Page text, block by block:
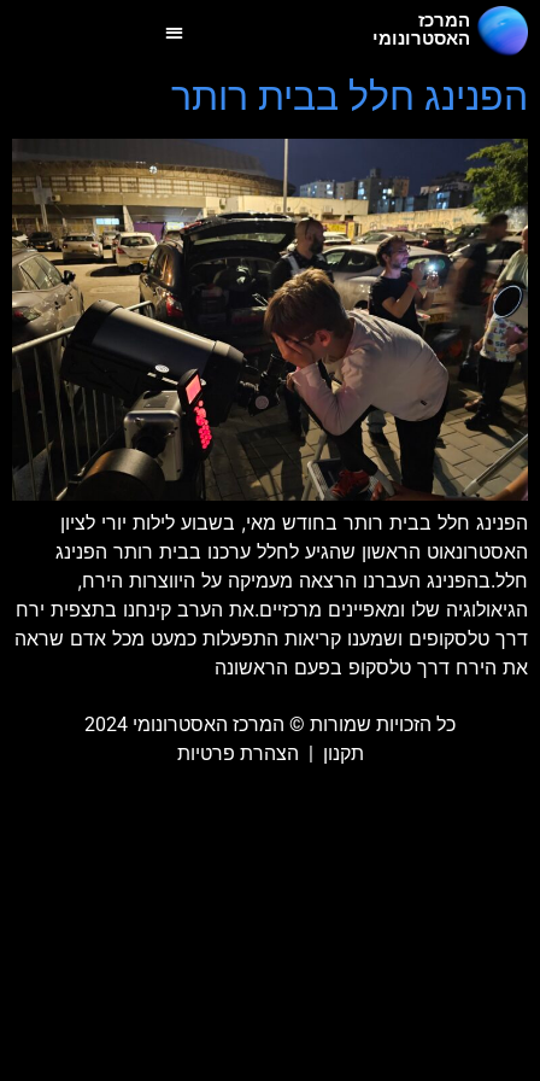
המרכז
האסטרונומי
הפנינג חלל בבית רותר
הפנינג חלל בבית רותר בחודש מאי, בשבוע לילות יורי לציון
האסטרונאוט הראשון שהגיע לחלל ערכנו בבית רותר הפנינג
חלל.בהפנינג העברנו הרצאה מעמיקה על היווצרות הירח,
הגיאולוגיה שלו ומאפיינים מרכזיים.את הערב קינחנו בתצפית ירח
דרך טלסקופים ושמענו קריאות התפעלות כמעט מכל אדם שראה
את הירח דרך טלסקופ בפעם הראשונה
כל הזכויות שמורות ©️ המרכז האסטרונומי 2024
תקנון
הצהרת פרטיות